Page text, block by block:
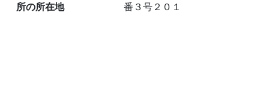
所の所在地
番３号２０１